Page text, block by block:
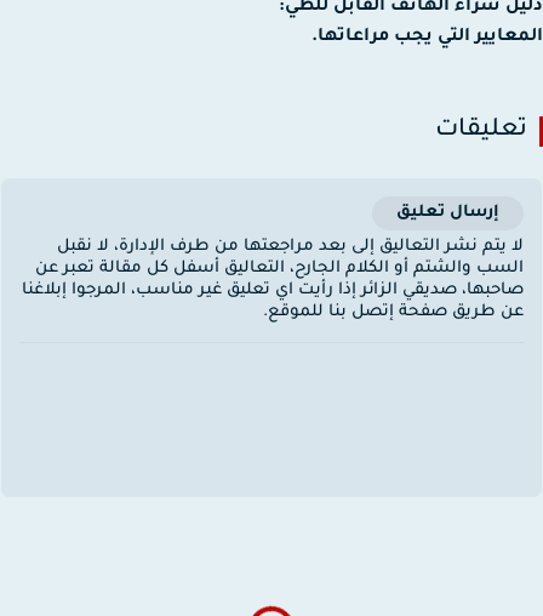
شراء الهاتف القابل للطي:
التي يجب مراعاتها.
إرسال تعليق
يتم نشر التعاليق إلى بعد مراجعتها من طرف الإدارة، لا نقبل
والشتم أو الكلام الجارح، التعاليق أسفل كل مقالة تعبر عن
صديقي الزائر إذا رأيت اي تعليق غير مناسب، المرجوا إبلاغنا
طريق صفحة إتصل بنا للموقع.